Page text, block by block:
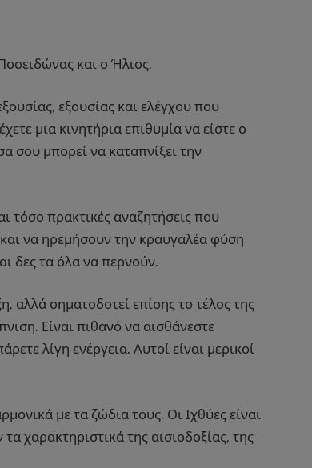
και ο Ήλιος.
εξουσίας και ελέγχου που
μια κινητήρια επιθυμία να είστε ο
σου μπορεί να καταπνίξει την
τόσο πρακτικές αναζητήσεις που
να ηρεμήσουν την κραυγαλέα φύση
δες τα όλα να περνούν.
αλλά σηματοδοτεί επίσης το τέλος της
Είναι πιθανό να αισθάνεστε
λίγη ενέργεια. Αυτοί είναι μερικοί
με τα ζώδια τους. Οι Ιχθύες είναι
χαρακτηριστικά της αισιοδοξίας, της